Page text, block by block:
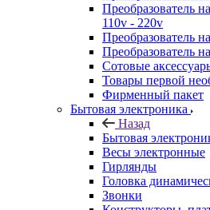
Преобразователь
110v - 220v
Преобразователь
Преобразователь
Сотовые
Товары первой
Фирменный пакет
Бытовая электроника
Назад
Бытовая
Весы электронные
Гирлянды
Головка
Звонки